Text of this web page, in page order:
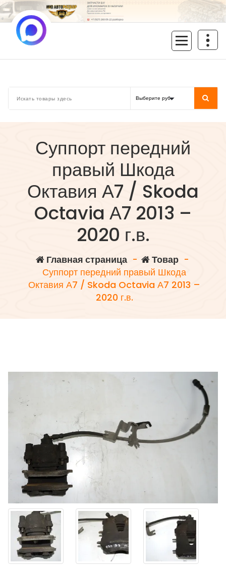
Перейти
к
содержимому
Суппорт передний
правый Шкода
Октавия А7 / Skoda
Octavia А7 2013 –
2020 г.в.
Главная страница- Товар-
Суппорт передний правый Шкода
Октавия А7 / Skoda Octavia А7 2013 –
2020 г.в.